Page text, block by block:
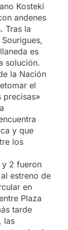
Kosteki
andenes
Tras la
es
solución.
la Nación
el
precisas»
y que
los
y 2 fueron
estreno de
en
Plaza
tarde
las